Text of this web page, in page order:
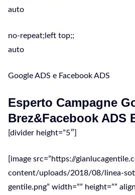
auto
no-repeat;left top;;
auto
Google ADS e Facebook ADS
Esperto Campagne
Brez&Facebook ADS
[divider height=”5″]
[image src=”https://
content/uploads/2018/08/linea-
gentile.png” width=”” height=””